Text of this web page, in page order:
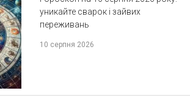
уникайте сварок і зайвих
переживань
10 серпня 2026